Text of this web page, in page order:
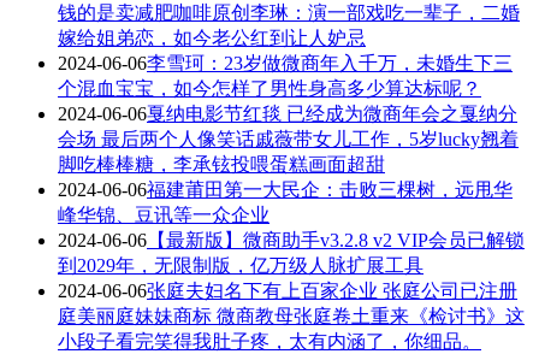
钱的是卖减肥咖啡原创李琳：演一部戏吃一辈子，二婚
嫁给姐弟恋，如今老公红到让人妒忌
2024-06-06李雪珂：23岁做微商年入千万，未婚生下三
个混血宝宝，如今怎样了男性身高多少算达标呢？
2024-06-06戛纳电影节红毯 已经成为微商年会之戛纳分
会场 最后两个人像笑话戚薇带女儿工作，5岁lucky翘着
脚吃棒棒糖，李承铉投喂蛋糕画面超甜
2024-06-06福建莆田第一大民企：击败三棵树，远甩华
峰华锦、豆讯等一众企业
2024-06-06 【最新版】微商助手v3.2.8 v2 VIP会员已解锁
到2029年，无限制版，亿万级人脉扩展工具
2024-06-06张庭夫妇名下有上百家企业 张庭公司已注册
庭美丽庭妹妹商标 微商教母张庭卷土重来《检讨书》这
小段子看完笑得我肚子疼，太有内涵了，你细品。